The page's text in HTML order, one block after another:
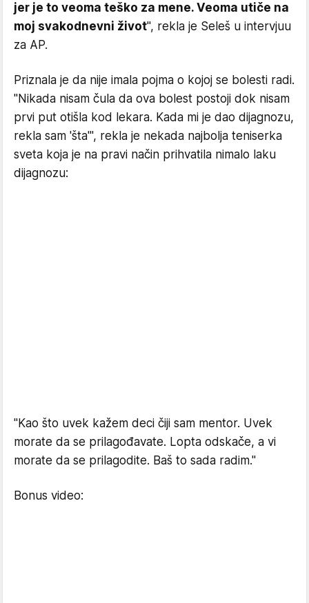
jer je to veoma teško za mene. Veoma utiče na
moj svakodnevni život", rekla je Seleš u intervjuu
za AP.
Priznala je da nije imala pojma o kojoj se bolesti radi.
"Nikada nisam čula da ova bolest postoji dok nisam
prvi put otišla kod lekara. Kada mi je dao dijagnozu,
rekla sam 'šta'", rekla je nekada najbolja teniserka
sveta koja je na pravi način prihvatila nimalo laku
dijagnozu:
"Kao što uvek kažem deci čiji sam mentor. Uvek
morate da se prilagođavate. Lopta odskače, a vi
morate da se prilagodite. Baš to sada radim."
Bonus video: